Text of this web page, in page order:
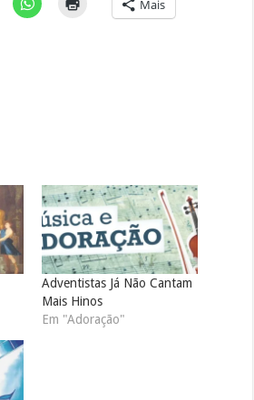
Mais
Adventistas Já Não Cantam
Mais Hinos
Em "Adoração"